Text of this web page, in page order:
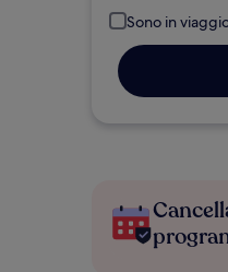
Sono in